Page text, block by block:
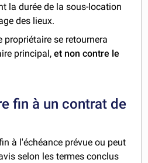
la durée de la sous-location
des lieux.
propriétaire se retournera
principal,et non contre le
fin à un contrat de
à l'échéance prévue ou peut
selon les termes conclus